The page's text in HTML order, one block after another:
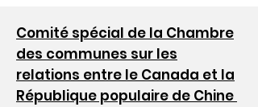
Comité spécial de la Chambre
des communes sur les
relations entre le Canada et la
République populaire de Chine